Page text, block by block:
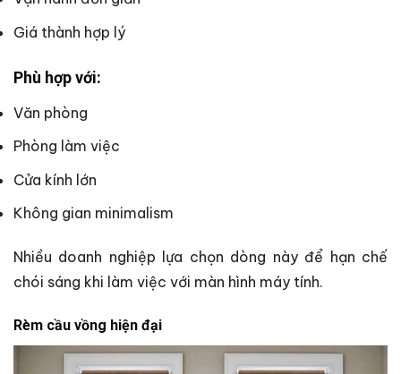
Giá thành hợp lý
Phù hợp với:
Văn phòng
Phòng làm việc
Cửa kính lớn
Không gian minimalism
Nhiều doanh nghiệp lựa chọn dòng này để hạn chế
chói sáng khi làm việc với màn hình máy tính.
Rèm cầu vồng hiện đại